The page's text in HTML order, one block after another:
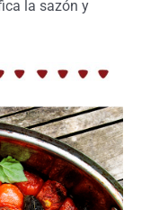
la sazón y